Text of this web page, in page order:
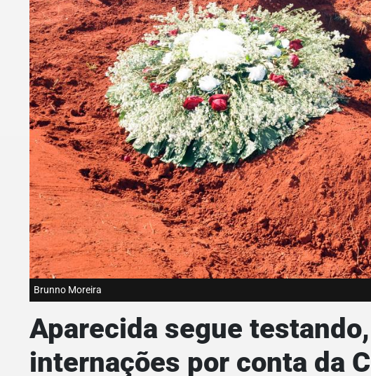
Brunno Moreira
Aparecida segue
internações por conta da